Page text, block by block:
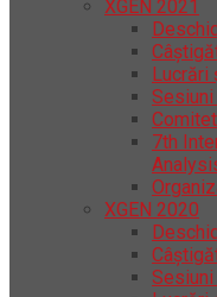
XGEN 2021
Lucrări
7th
XGEN 2020